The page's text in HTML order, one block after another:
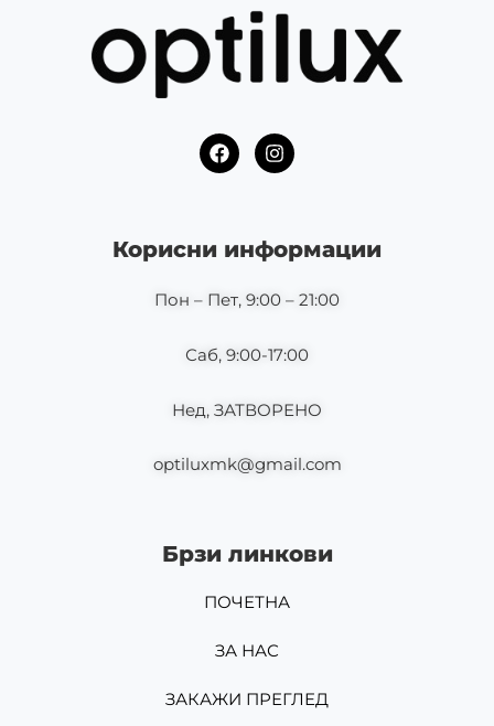
F
a
o
o
I
n
g
r
m
Корисни информации
Пон – Пет, 9:00 – 21:00
Саб, 9:00-17:00
Нед, ЗАТВОРЕНО
optiluxmk@gmail.com
Брзи линкови
ПОЧЕТНА
ЗА НАС
ЗАКАЖИ ПРЕГЛЕД